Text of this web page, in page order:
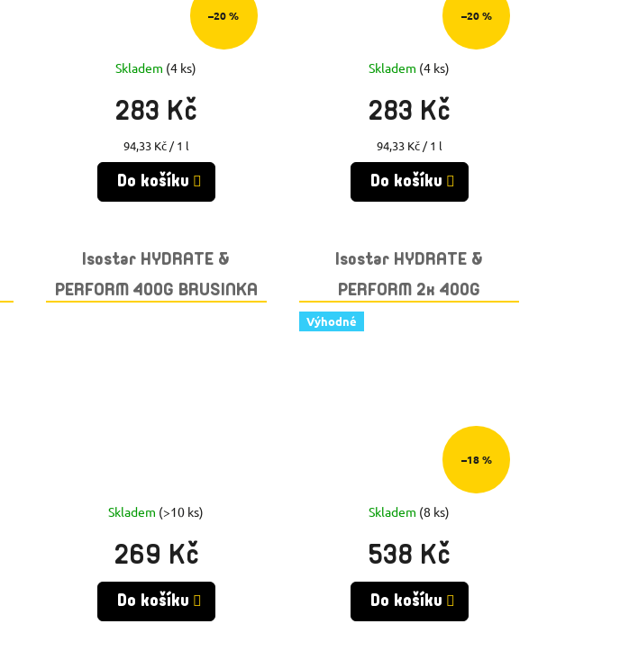
–20 %
Skladem (4 ks)
283 Kč
Měrná
cena:
94,33 Kč / 1 l
Do košíku
–20 %
Skladem (4 ks)
283 Kč
Měrná
cena:
94,33 Kč / 1 l
Do košíku
Isostar HYDRATE &
PERFORM 400G BRUSINKA
Skladem (>10 ks)
269 Kč
Do košíku
Isostar HYDRATE &
PERFORM 2x 400G
POMERANČ + BIDON GRATIS
Výhodné
–18 %
Skladem (8 ks)
538 Kč
Do košíku